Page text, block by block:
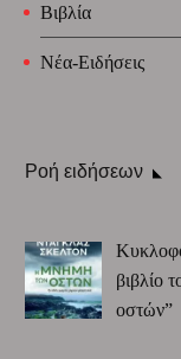
Βιβλία
Νέα-Ειδήσεις
Ροή ειδήσεων
βιβλίο
οστών”